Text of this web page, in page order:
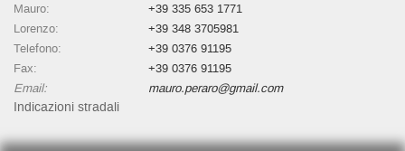
Mauro:
+39 335 653 1771
Lorenzo:
+39 348 3705981
Telefono:
+39 0376 91195
Fax:
+39 0376 91195
Email:
mauro.peraro@gmail.com
Indicazioni stradali